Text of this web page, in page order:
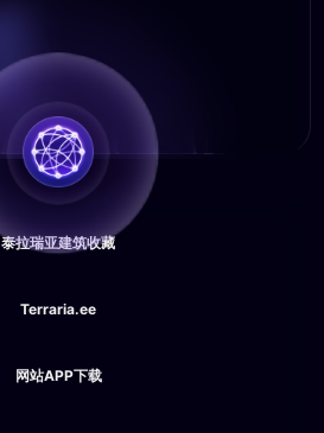
泰拉瑞亚建筑收藏
Terraria.ee
网站APP下载